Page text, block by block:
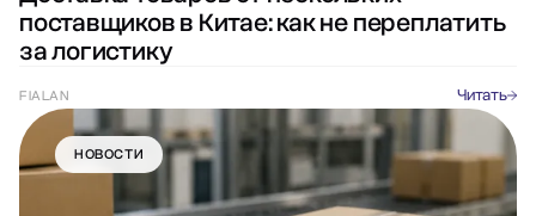
поставщиков в Китае: как не переплатить
за логистику
FIALAN Читать
НОВОСТИ